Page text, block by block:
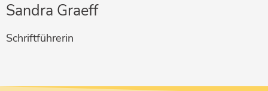
Sandra Graeff
Schriftführerin